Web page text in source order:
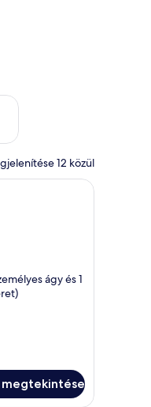
ellenőrzése: aug. 14 -
12 közül
a szabadba.
egy két személyre
ágy és 1
megtekintése